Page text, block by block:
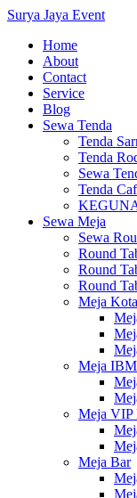
Surya Jaya Event
Home
About
Contact
Service
Blog
Sewa Tenda
Tenda
Tenda
Sewa
Tenda
Sewa Meja
Sewa
Round
Round
Round
Meja
Meja IBM
Meja
Meja Bar